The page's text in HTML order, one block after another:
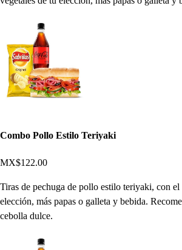
Combo Pollo Estilo Teriyaki
MX$122.00
Tiras de pechuga de pollo estilo teriyaki, con el
elección, más papas o galleta y bebida.
cebolla dulce.